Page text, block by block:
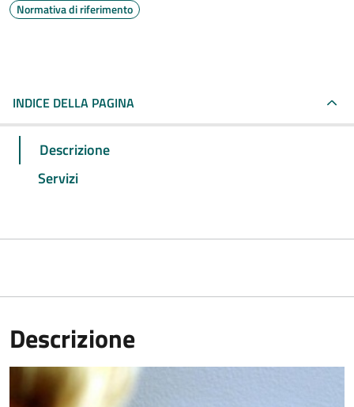
Normativa di riferimento
INDICE DELLA PAGINA
Descrizione
Servizi
Descrizione